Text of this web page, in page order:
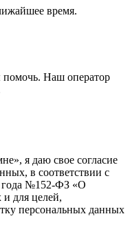
время.
Наш оператор
я даю свое согласие
в соответствии с
года №152-ФЗ «О
для целей,
персональных данных